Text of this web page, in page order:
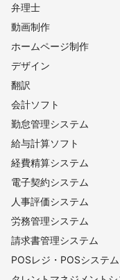
弁理士
動画制作
ホームページ制作
デザイン
翻訳
会計ソフト
勤怠管理システム
給与計算ソフト
経費精算システム
電子契約システム
人事評価システム
労務管理システム
請求書管理システム
POSレジ・POSシステム